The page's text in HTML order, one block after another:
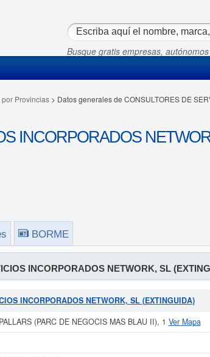
Busque gratis empresas,
Provincias> Datos generales de CONSULTORES DE
INCORPORADOS
BORME
INCORPORADOS NETWORK, SL
INCORPORADOS NETWORK, SL (EXTINGUIDA)
(PARC DE NEGOCIS MAS BLAU II), 1 Ver Mapa